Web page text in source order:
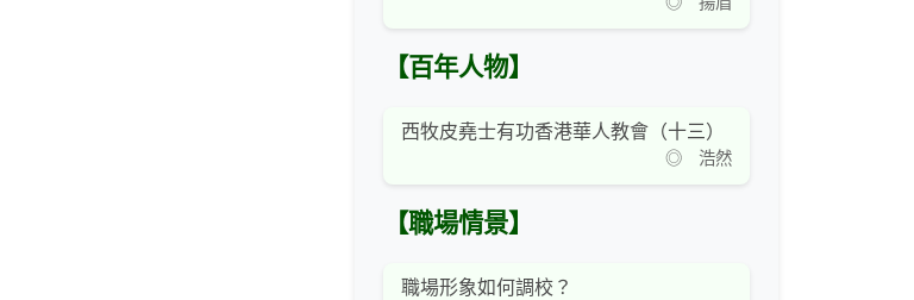
【百年人物】
西牧皮堯士有功香港華人教會（十三）
◎ 浩然
【職場情景】
職場形象如何調校？